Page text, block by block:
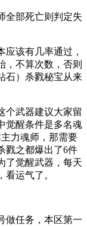
全部死亡则判定失
应该有几率通过，
，不算次数，否则
石）杀戮秘宝从来
个武器建议大家留
觉醒条件是多名魂
力魂师，那需要
戮之都爆出了6件
了觉醒武器，每天
运气了。
做任务，本区第一